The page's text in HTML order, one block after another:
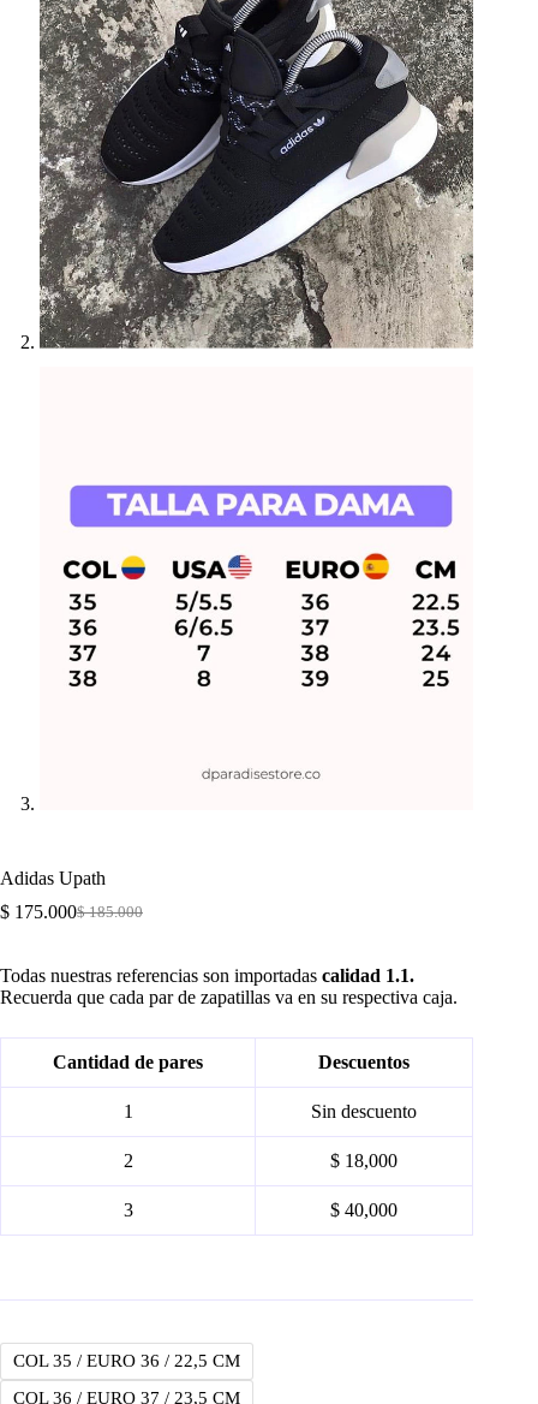
Adidas Upath
$185.000
Original
$ 185.000.
$ 175.000Current
$ 175.000.
Todas nuestras referencias son importadas calidad 1.1.
Recuerda que cada par de zapatillas va en su respectiva caja.
Cantidad de pares Descuentos
1 Sin descuento
2 $ 18,000
3 $ 40,000
COL 35 / EURO 36 / 22,5 CM
COL 36 / EURO 37 / 23,5 CM